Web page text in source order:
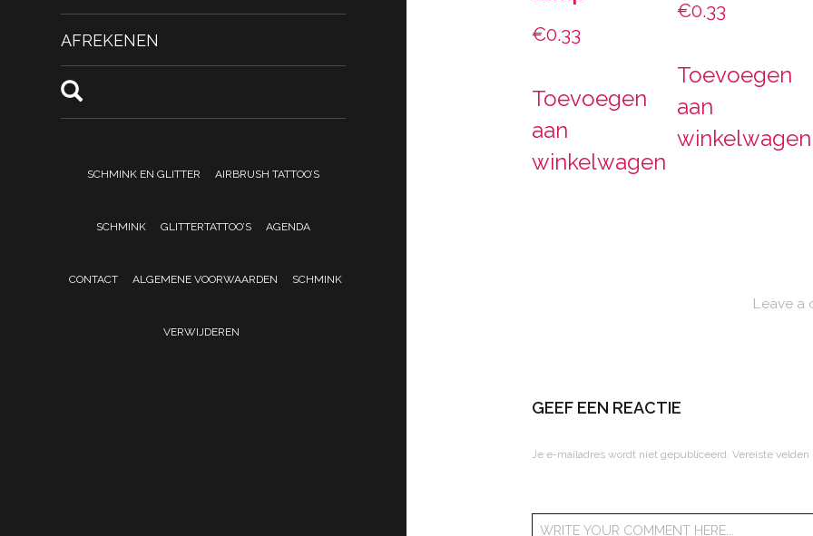
AFREKENEN
SCHMINK EN GLITTER AIRBRUSH TATTOO’S
SCHMINK GLITTERTATTOO’S AGENDA
CONTACT ALGEMENE VOORWAARDEN SCHMINK
VERWIJDEREN
€0.33
Toevoegen
aan
winkelwagen
€0.33
Toevoegen
aan
winkelwagen
Leave a
GEEF EEN REACTIE
Je e-mailadres wordt niet gepubliceerd. Vereiste